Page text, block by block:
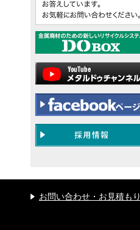
お問い合わせ・お見積もり